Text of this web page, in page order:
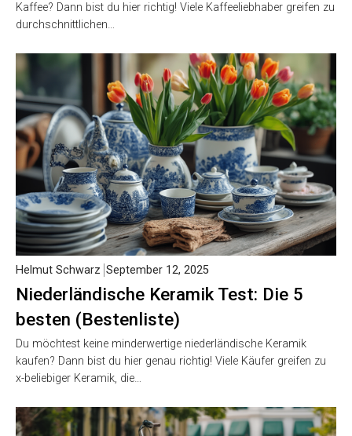
Kaffee? Dann bist du hier richtig! Viele Kaffeeliebhaber greifen zu
durchschnittlichen…
Niederländische Keramik Test: Die 5
besten (Bestenliste)
Helmut Schwarz September 12, 2025
Du möchtest keine minderwertige niederländische Keramik
kaufen? Dann bist du hier genau richtig! Viele Käufer greifen zu
x-beliebiger Keramik, die…